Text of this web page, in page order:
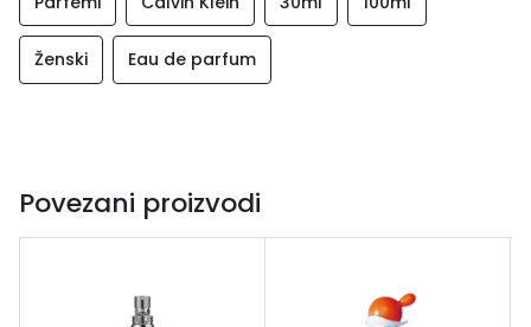
Ženski Eau de parfum
Povezani proizvodi